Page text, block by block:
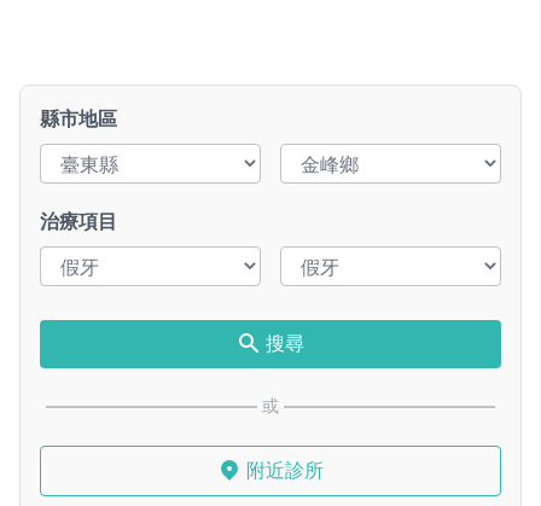
縣市地區
治療項目
搜尋
或
附近診所